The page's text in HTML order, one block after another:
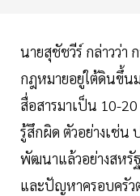
นายสุชัชวีร์ กล่าวว่า
กฎหมายอยู่ใต้ดินขึ้น
สื่อสารมาเป็น 10-
รู้สึกผิด ตัวอย่างเช่น
พัฒนาแล้วอย่างสหรั
และปัญหาครอบครัว